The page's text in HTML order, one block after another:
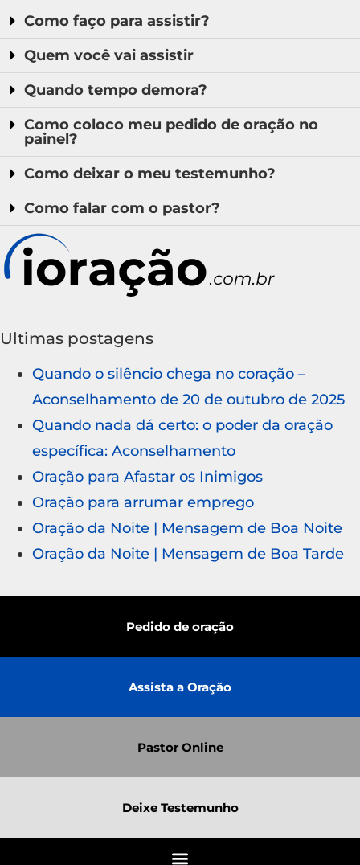
Como faço para assistir?
Quem você vai assistir
Quando tempo demora?
Como coloco meu pedido de oração no
painel?
Como deixar o meu testemunho?
Como falar com o pastor?
Ultimas postagens
Quando o silêncio chega no coração –
Aconselhamento de 20 de outubro de 2025
Quando nada dá certo: o poder da oração
específica: Aconselhamento
Oração para Afastar os Inimigos
Oração para arrumar emprego
Oração da Noite | Mensagem de Boa Noite
Oração da Noite | Mensagem de Boa Tarde
Pedido de oração
Assista a Oração
Pastor Online
Deixe Testemunho